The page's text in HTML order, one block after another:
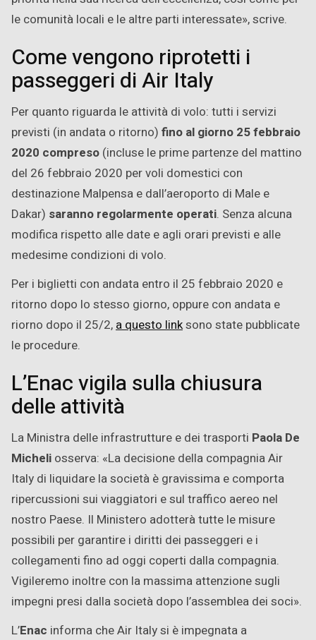
le comunità locali e le altre parti interessate», scrive.
Come vengono riprotetti i
passeggeri di Air Italy
Per quanto riguarda le attività di volo: tutti i servizi
previsti (in andata o ritorno) fino al giorno 25 febbraio
2020 compreso (incluse le prime partenze del mattino
del 26 febbraio 2020 per voli domestici con
destinazione Malpensa e dall’aeroporto di Male e
Dakar) saranno regolarmente operati. Senza alcuna
modifica rispetto alle date e agli orari previsti e alle
medesime condizioni di volo.
Per i biglietti con andata entro il 25 febbraio 2020 e
ritorno dopo lo stesso giorno, oppure con andata e
riorno dopo il 25/2, a questo linksono state pubblicate
le procedure.
L’Enac vigila sulla chiusura
delle attività
La Ministra delle infrastrutture e dei trasporti Paola De
Micheli osserva: «La decisione della compagnia Air
Italy di liquidare la società è gravissima e comporta
ripercussioni sui viaggiatori e sul traffico aereo nel
nostro Paese. Il Ministero adotterà tutte le misure
possibili per garantire i diritti dei passeggeri e i
collegamenti fino ad oggi coperti dalla compagnia.
Vigileremo inoltre con la massima attenzione sugli
impegni presi dalla società dopo l’assemblea dei soci».
L’Enac informa che Air Italy si è impegnata a